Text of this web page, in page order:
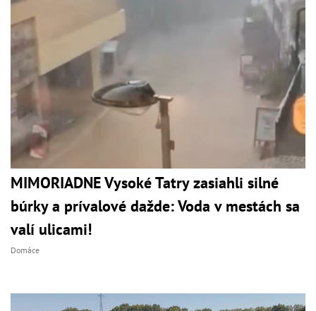
MIMORIADNE Vysoké Tatry zasiahli silné
búrky a prívalové dažde: Voda v mestách sa
valí ulicami!
Domáce